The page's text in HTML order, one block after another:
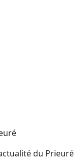
du Prieuré